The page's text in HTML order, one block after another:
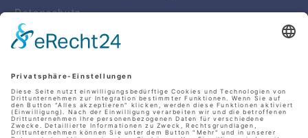
Datenschutz
Social Media Police
Schöne Sprüche
Beliebte Themen